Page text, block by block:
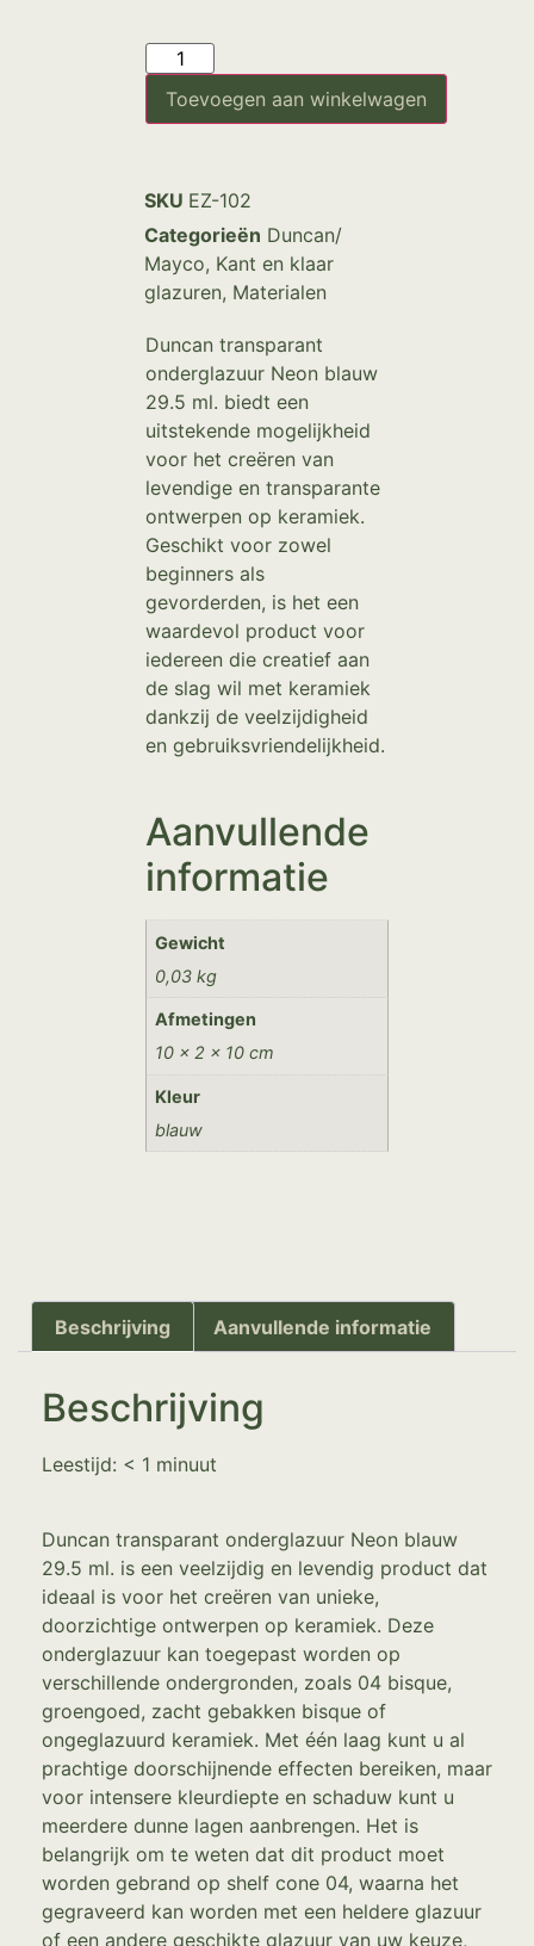
Toevoegen aan winkelwagen
SKU EZ-102
Categorieën Duncan/
Mayco, Kant en klaar
glazuren, Materialen
Duncan transparant
onderglazuur Neon blauw
29.5 ml. biedt een
uitstekende mogelijkheid
voor het creëren van
levendige en transparante
ontwerpen op keramiek.
Geschikt voor zowel
beginners als
gevorderden, is het een
waardevol product voor
iedereen die creatief aan
de slag wil met keramiek
dankzij de veelzijdigheid
en gebruiksvriendelijkheid.
Aanvullende
informatie
Gewicht
0,03 kg
Afmetingen
10 × 2 × 10 cm
Kleur
blauw
Beschrijving Aanvullende informatie
Beschrijving
Leestijd: < 1 minuut
Duncan transparant onderglazuur Neon blauw
29.5 ml. is een veelzijdig en levendig product dat
ideaal is voor het creëren van unieke,
doorzichtige ontwerpen op keramiek. Deze
onderglazuur kan toegepast worden op
verschillende ondergronden, zoals 04 bisque,
groengoed, zacht gebakken bisque of
ongeglazuurd keramiek. Met één laag kunt u al
prachtige doorschijnende effecten bereiken, maar
voor intensere kleurdiepte en schaduw kunt u
meerdere dunne lagen aanbrengen. Het is
belangrijk om te weten dat dit product moet
worden gebrand op shelf cone 04, waarna het
gegraveerd kan worden met een heldere glazuur
of een andere geschikte glazuur van uw keuze,